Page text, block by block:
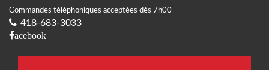
Commandes téléphoniques acceptées dès 7h00
418-683-3033
acebook